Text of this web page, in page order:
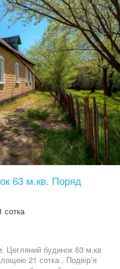
63 м.кв. Поряд
сотка
Цегляний будинок 63 м.кв
21 сотка . Подвірʼя